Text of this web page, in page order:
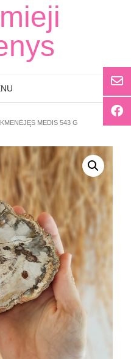
MEDIS 543 G